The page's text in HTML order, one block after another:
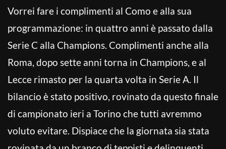
Vorrei fare i complimenti al Como e alla sua
programmazione: in quattro anni è passato dalla
Serie C alla Champions. Complimenti anche alla
Roma, dopo sette anni torna in Champions, e al
Lecce rimasto per la quarta volta in Serie A. Il
bilancio è stato positivo, rovinato da questo finale
di campionato ieri a Torino che tutti avremmo
voluto evitare. Dispiace che la giornata sia stata